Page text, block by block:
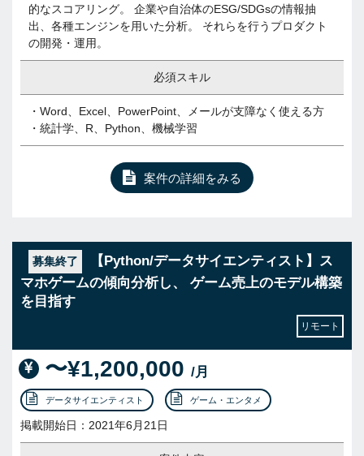
的なスコアリング。 企業や自治体のESG/SDGsの情報抽
出、各種エンジンを用いた分析。 それらを行うプロダクト
の開発・運用。
必須スキル
・Word、Excel、PowerPoint、メールが支障なく使える方
・統計学、R、Python、機械学習
案件の詳細をみる
募集終了
【Python/データサイエンティスト】ス
マホゲームの傾向分析し、 ゲーム売上のモデル構築
を目指す
リモート
〜¥1,200,000 /月
データサイエンティスト ゲーム・エンタメ
掲載開始日：2021年6月21日